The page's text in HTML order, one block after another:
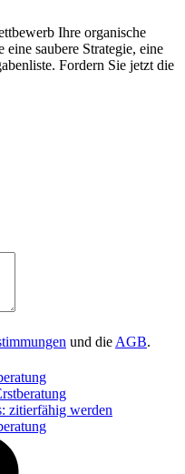
Ihre organische
saubere Strategie, eine
Fordern Sie jetzt die
und die AGB.
zitierfähig werden